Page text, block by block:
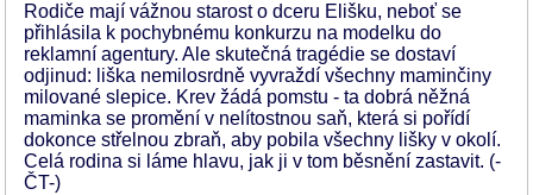
Rodiče mají vážnou starost o dceru Elišku, neboť se
přihlásila k pochybnému konkurzu na modelku do
reklamní agentury. Ale skutečná tragédie se dostaví
odjinud: liška nemilosrdně vyvraždí všechny maminčiny
milované slepice. Krev žádá pomstu - ta dobrá něžná
maminka se promění v nelítostnou saň, která si pořídí
dokonce střelnou zbraň, aby pobila všechny lišky v okolí.
Celá rodina si láme hlavu, jak ji v tom běsnění zastavit. (-
ČT-)